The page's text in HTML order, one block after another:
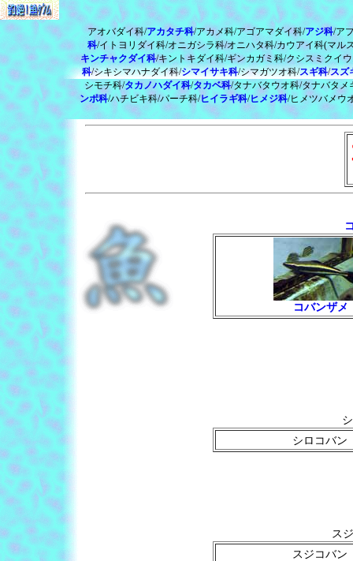
アオバダイ科/アカタチ科/アカメ科/アゴアマダイ科/アジ科/ア
科/イトヨリダイ科/オニガシラ科/オニハタ科/カウアイ科(マル
キンチャクダイ科/キントキダイ科/ギンカガミ科/クシスミクイ
科/シキシマハナダイ科/シマイサキ科/シマガツオ科/スギ科/スズ
シモチ科/タカノハダイ科/タカベ科/タナバタウオ科/タナバタ
ンポ科/ハチビキ科/パーチ科/ヒイラギ科/ヒメジ科/ヒメツバメウ
コバンザメ
シロコバン
ス
スジコバン